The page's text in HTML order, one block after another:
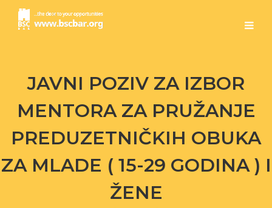
JAVNI POZIV ZA IZBOR
MENTORA ZA PRUŽANJE
PREDUZETNIČKIH OBUKA
ZA MLADE ( 15-29 GODINA ) I
ŽENE